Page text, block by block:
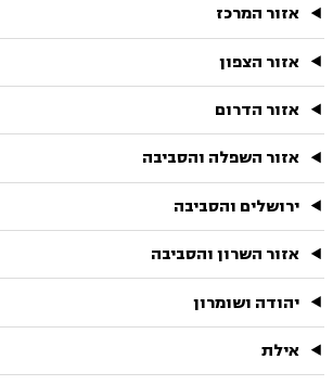
אזור המרכז
אזור הצפון
אזור הדרום
אזור השפלה והסביבה
ירושלים והסביבה
אזור השרון והסביבה
יהודה ושומרון
אילת